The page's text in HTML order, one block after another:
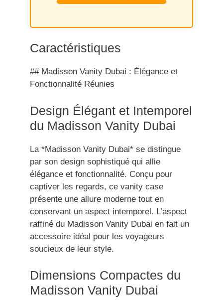
Caractéristiques
## Madisson Vanity Dubai : Élégance et
Fonctionnalité Réunies
Design Élégant et Intemporel
du Madisson Vanity Dubai
La *Madisson Vanity Dubai* se distingue
par son design sophistiqué qui allie
élégance et fonctionnalité. Conçu pour
captiver les regards, ce vanity case
présente une allure moderne tout en
conservant un aspect intemporel. L’aspect
raffiné du Madisson Vanity Dubai en fait un
accessoire idéal pour les voyageurs
soucieux de leur style.
Dimensions Compactes du
Madisson Vanity Dubai